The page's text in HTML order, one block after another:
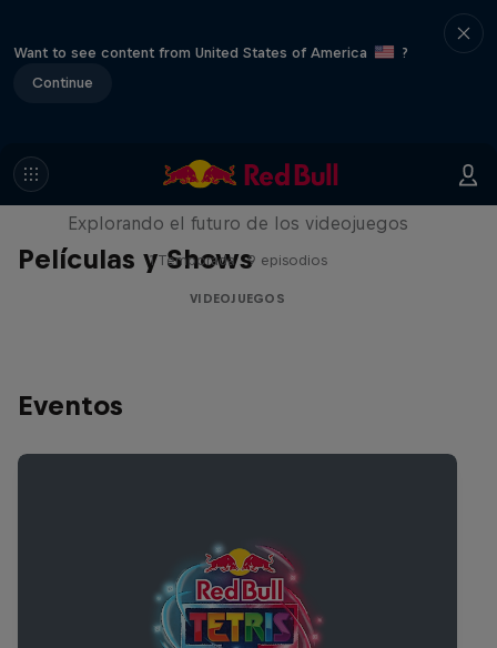
Want to see content from United States of America
?
Continue
Películas y Shows
SCREENLAND
Explorando el futuro de los videojuegos
1 Temporada · 9 episodios
VIDEOJUEGOS
Eventos